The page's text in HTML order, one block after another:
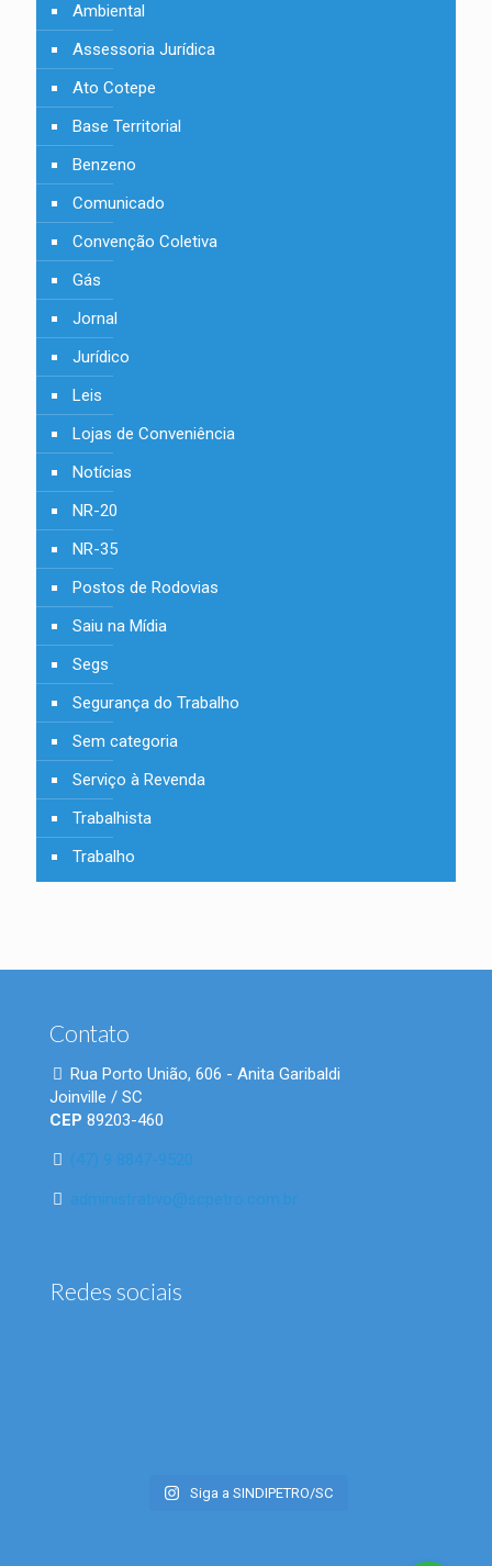
Ambiental
Assessoria Jurídica
Ato Cotepe
Base Territorial
Benzeno
Comunicado
Convenção Coletiva
Gás
Jornal
Jurídico
Leis
Lojas de Conveniência
Notícias
NR-20
NR-35
Postos de Rodovias
Saiu na Mídia
Segs
Segurança do Trabalho
Sem categoria
Serviço à Revenda
Trabalhista
Trabalho
Contato
Rua Porto União, 606 - Anita Garibaldi
Joinville / SC
CEP 89203-460
(47) 9 8847-9520
administrativo@scpetro.com.br
Redes sociais
Siga a SINDIPETRO/SC